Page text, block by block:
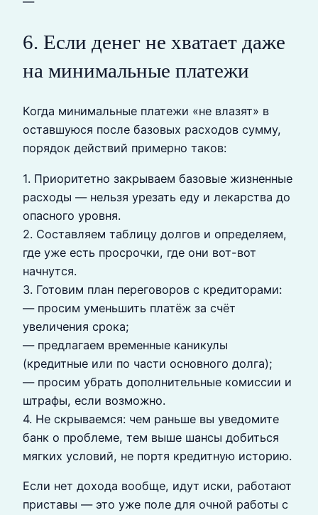
6. Если денег не хватает даже
на минимальные платежи
Когда минимальные платежи «не влазят» в
оставшуюся после базовых расходов сумму,
порядок действий примерно таков:
1. Приоритетно закрываем базовые жизненные
расходы — нельзя урезать еду и лекарства до
опасного уровня.
2. Составляем таблицу долгов и определяем,
где уже есть просрочки, где они вот-вот
начнутся.
3. Готовим план переговоров с кредиторами:
— просим уменьшить платёж за счёт
увеличения срока;
— предлагаем временные каникулы
(кредитные или по части основного долга);
— просим убрать дополнительные комиссии и
штрафы, если возможно.
4. Не скрываемся: чем раньше вы уведомите
банк о проблеме, тем выше шансы добиться
мягких условий, не портя кредитную историю.
Если нет дохода вообще, идут иски, работают
приставы — это уже поле для очной работы с